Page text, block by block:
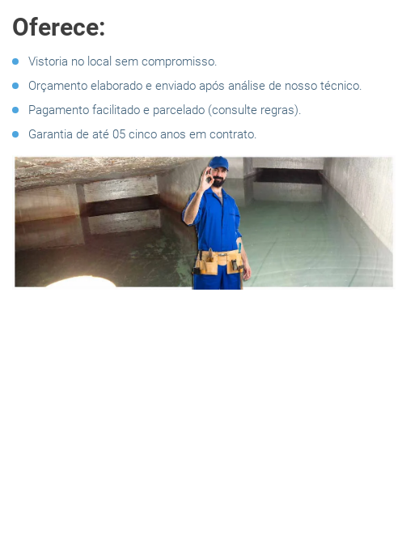
Oferece:
Vistoria no local sem compromisso.
Orçamento elaborado e enviado após análise de nosso técnico.
Pagamento facilitado e parcelado (consulte regras).
Garantia de até 05 cinco anos em contrato.